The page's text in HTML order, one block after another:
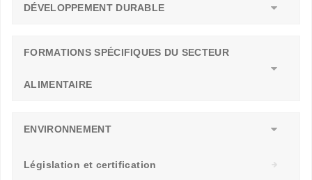
DÉVELOPPEMENT DURABLE
FORMATIONS SPÉCIFIQUES DU SECTEUR
ALIMENTAIRE
ENVIRONNEMENT
Législation et certification